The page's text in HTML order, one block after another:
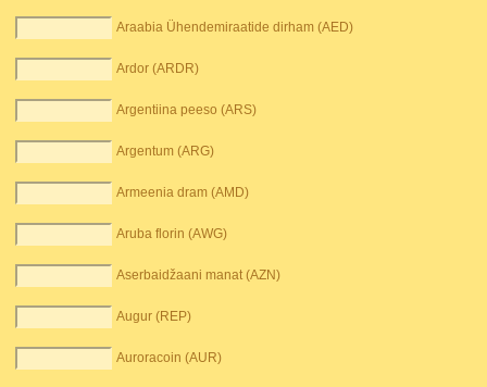
Araabia Ühendemiraatide dirham (AED)
Ardor (ARDR)
Argentiina peeso (ARS)
Argentum (ARG)
Armeenia dram (AMD)
Aruba florin (AWG)
Aserbaidžaani manat (AZN)
Augur (REP)
Auroracoin (AUR)